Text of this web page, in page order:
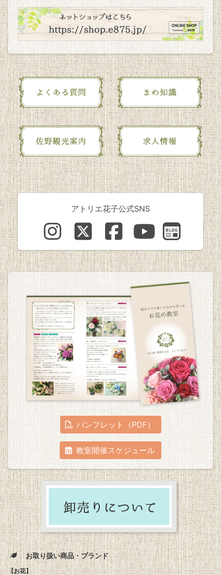
アトリエ花子公式SNS
パンフレット（PDF）
教室開催スケジュール
お取り扱い商品・ブランド
【お花】